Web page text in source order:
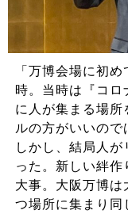
「万博会場に初
時。当時は『コ
に人が集まる場
ルの方がいいので
しかし、結局人
った。新しい絆
大事。大阪万博
つ場所に集まり